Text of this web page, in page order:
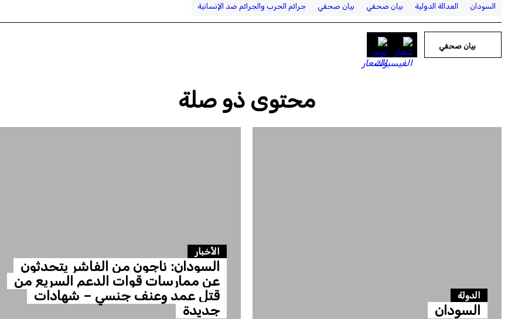
السودان العدالة الدولية بيان صحفي بيان صحفي جرائم الحرب والجرائم ضد الإنسانية
بيان صحفي
محتوى ذو صلة
الدولة
السودان
الأخبار
السودان: ناجون من الفاشر يتحدثون
عن ممارسات قوات الدعم السريع من
قتل عمد وعنف جنسي – شهادات
جديدة